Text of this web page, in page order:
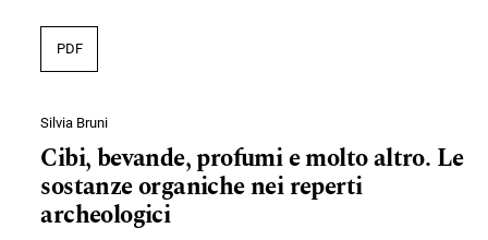
PDF
Silvia Bruni
Cibi, bevande, profumi e molto altro. Le
sostanze organiche nei reperti
archeologici